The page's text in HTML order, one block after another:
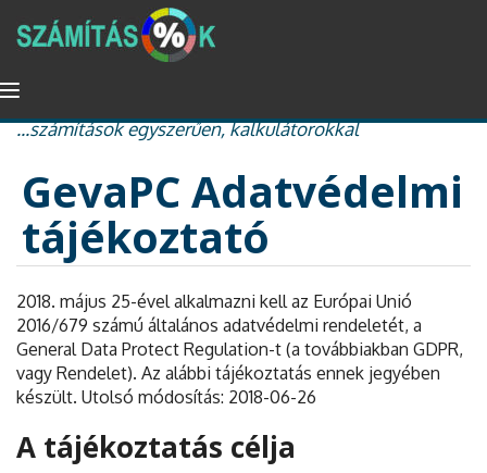
Ugrás
tartalomra
átkapcsolása
százalékszámítás, kamat és kamatos kamat, nyugdíj
...számítások egyszerűen, kalkulátorokkal
GevaPC Adatvédelmi
tájékoztató
2018. május 25-ével alkalmazni kell az Európai Unió
2016/679 számú általános adatvédelmi rendeletét, a
General Data Protect Regulation-t (a továbbiakban GDPR,
vagy Rendelet). Az alábbi tájékoztatás ennek jegyében
készült. Utolsó módosítás: 2018-06-26
A tájékoztatás célja